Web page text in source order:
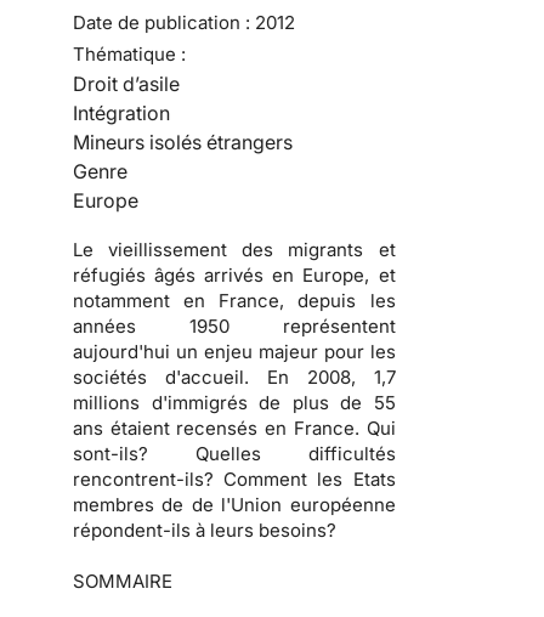
Date de publication : 2012
Thématique :
Droit d’asile
Intégration
Mineurs isolés étrangers
Genre
Europe
Le vieillissement des migrants et
réfugiés âgés arrivés en Europe, et
notamment en France, depuis les
années 1950 représentent
aujourd'hui un enjeu majeur pour les
sociétés d'accueil. En 2008, 1,7
millions d'immigrés de plus de 55
ans étaient recensés en France. Qui
sont-ils? Quelles difficultés
rencontrent-ils? Comment les Etats
membres de de l'Union européenne
répondent-ils à leurs besoins?
SOMMAIRE